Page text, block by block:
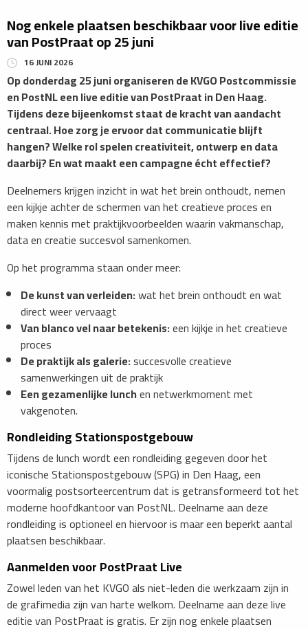
Nog enkele plaatsen beschikbaar voor live editie
van PostPraat op 25 juni
16 JUNI 2026
Op donderdag 25 juni organiseren de KVGO Postcommissie
en PostNL een live editie van PostPraat in Den Haag.
Tijdens deze bijeenkomst staat de kracht van aandacht
centraal. Hoe zorg je ervoor dat communicatie blijft
hangen? Welke rol spelen creativiteit, ontwerp en data
daarbij? En wat maakt een campagne écht effectief?
Deelnemers krijgen inzicht in wat het brein onthoudt, nemen
een kijkje achter de schermen van het creatieve proces en
maken kennis met praktijkvoorbeelden waarin vakmanschap,
data en creatie succesvol samenkomen.
​Op het programma staan onder meer:
De kunst van verleiden:wat het brein onthoudt en wat
direct weer vervaagt
Van blanco vel naar betekenis:een kijkje in het creatieve
proces
De praktijk als galerie:succesvolle creatieve
samenwerkingen uit de praktijk
Een gezamenlijke lunchen netwerkmoment met
vakgenoten.
Rondleiding Stationspostgebouw
Tijdens de lunch wordt een rondleiding gegeven door het
iconische Stationspostgebouw (SPG) in Den Haag, een
voormalig postsorteercentrum dat is getransformeerd tot het
moderne hoofdkantoor van PostNL. Deelname aan deze
rondleiding is optioneel en hiervoor is maar een beperkt aantal
plaatsen beschikbaar.
Aanmelden voor PostPraat Live
Zowel leden van het KVGO als niet-leden die werkzaam zijn in
de grafimedia zijn van harte welkom. Deelname aan deze live
editie van PostPraat is gratis. Er zijn nog enkele plaatsen